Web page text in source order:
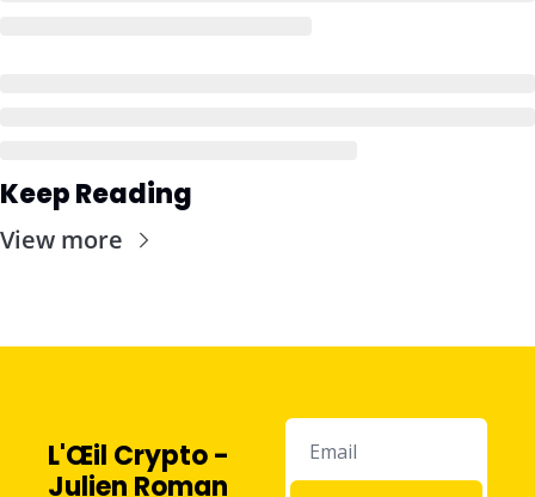
Keep Reading
View more
L'Œil Crypto -
Julien Roman